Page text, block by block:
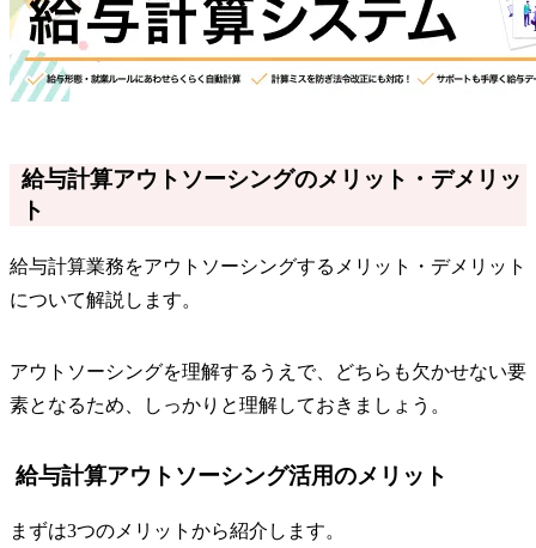
給与計算アウトソーシングのメリット・デメリッ
ト
給与計算業務をアウトソーシングするメリット・デメリット
について解説します。
アウトソーシングを理解するうえで、どちらも欠かせない要
素となるため、しっかりと理解しておきましょう。
給与計算アウトソーシング活用のメリット
まずは3つのメリットから紹介します。